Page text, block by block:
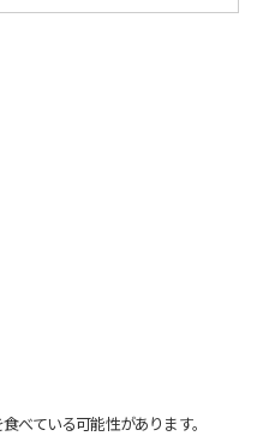
ている可能性があります。